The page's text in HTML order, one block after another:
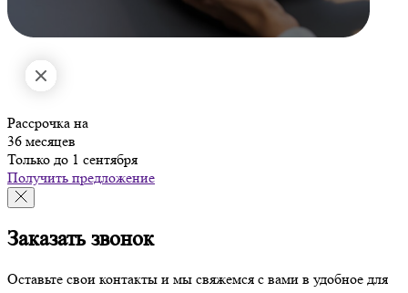
Рассрочка на
36 месяцев
Только до 1 сентября
Получить предложение
Заказать звонок
Оставьте свои контакты и мы свяжемся с вами в удобное для